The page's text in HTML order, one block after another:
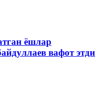
ёшлар
вафот этди